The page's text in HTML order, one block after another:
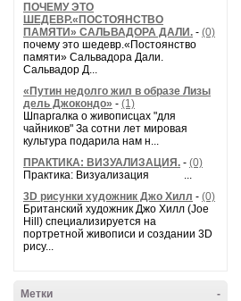
ПОЧЕМУ ЭТО
ШЕДЕВР.«ПОСТОЯНСТВО
ПАМЯТИ» САЛЬВАДОРА ДАЛИ. - (0)
почему это шедевр.«Постоянство
памяти» Сальвадора Дали.
Сальвадор Д...
«Путин недолго жил в образе Лизы
дель Джокондо» - (1)
Шпаргалка о живописцах "для
чайников" За сотни лет мировая
культура подарила нам н...
ПРАКТИКА: ВИЗУАЛИЗАЦИЯ. - (0)
Практика: Визуализация ...
3D рисунки художник Джо Хилл - (0)
Британский художник Джо Хилл (Joe
Hill) специализируется на
портретной живописи и создании 3D
рису...
-
Метки